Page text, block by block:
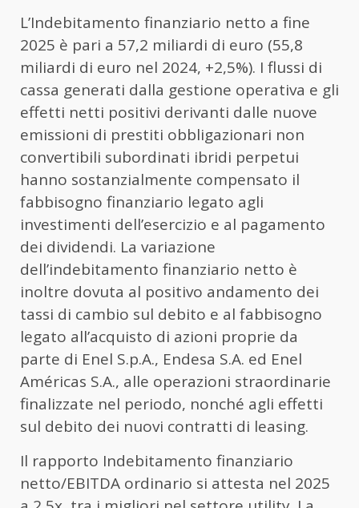
L’Indebitamento finanziario netto a fine
2025 è pari a 57,2 miliardi di euro (55,8
miliardi di euro nel 2024, +2,5%). I flussi di
cassa generati dalla gestione operativa e gli
effetti netti positivi derivanti dalle nuove
emissioni di prestiti obbligazionari non
convertibili subordinati ibridi perpetui
hanno sostanzialmente compensato il
fabbisogno finanziario legato agli
investimenti dell’esercizio e al pagamento
dei dividendi. La variazione
dell’indebitamento finanziario netto è
inoltre dovuta al positivo andamento dei
tassi di cambio sul debito e al fabbisogno
legato all’acquisto di azioni proprie da
parte di Enel S.p.A., Endesa S.A. ed Enel
Américas S.A., alle operazioni straordinarie
finalizzate nel periodo, nonché agli effetti
sul debito dei nuovi contratti di leasing.
Il rapporto Indebitamento finanziario
netto/EBITDA ordinario si attesta nel 2025